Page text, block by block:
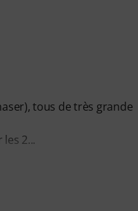
tous de très grande
2...